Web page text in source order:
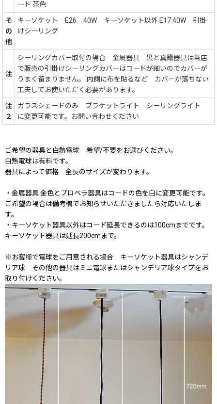
ード 茶色
そ
の
他
キーソケット E26 40W キーソケット以外 E17 40W 引掛
けシーリング
注
シーリングカバー取付の場合 金属器具 黒と真鍮器具は当店
で販売の引掛けシーリングカバーはコードが細いのでカバーが
うまく留まりません。 内側に布を貼るなど カバーが落ちない
工夫してお使いただく必要があります。
注
２
ガラスシェードのみ ブラケットライト シーリングライト
に変更可能です。お問い合わせください
ご希望の器具と白熱電球 希望/不要をお選びください。
白熱電球は有料です。
器具によって価格 全長のサイズが変わります。
・金属器具 金色とプロペラ器具はコードの色を白に変更可能です。
ご希望の場合は備考欄でお知らせいただきましたら対応いたしま
す。
・キーソケット器具以外はコード延長できるのは100cmまでです。
キーソケット器具は延長200cmまで。
※お客様で電球をご用意される場合 キーソケット器具はシャンデ
リア球 その他の器具はミニ電球またはシャンデリア球タイプをお
取り付けください。